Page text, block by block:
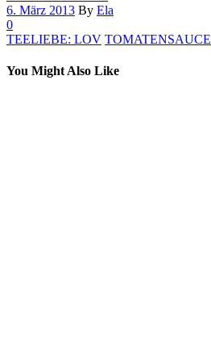
6. März 2013 By Ela
0
TEELIEBE: LOV TOMATENSAUCE
You Might Also Like